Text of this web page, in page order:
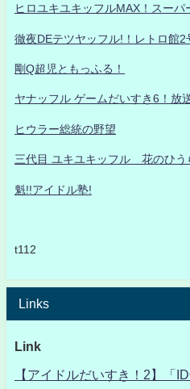
ヒロユキユキッフルMAX！スーパ
徹夜DEテツヤッフル!！レトロ館2
剛Q超児ともっふる！
ヤナッフル ゲームだいすき6！放
ヒウラー総統の野望
三代目 ユキユキッフル 花のひう
魁!!アイドル塾!
t112
Links
Link
【アイドルだいすき！2】「